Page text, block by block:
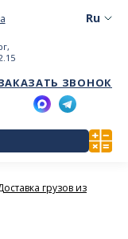
ЗВОНОК
грузов из